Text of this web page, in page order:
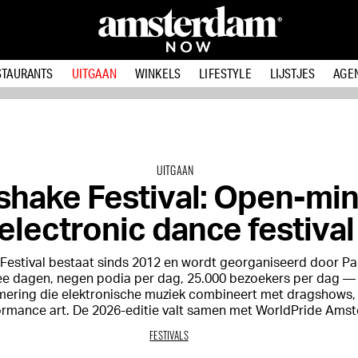
UITGAAN WINKELS LIFESTYLE LIJSTJES
UITGAAN
Festival: Open-
dance festival
bestaat sinds 2012 en wordt georganiseerd door
dagen, negen podia per dag, 25.000 bezoekers per dag —
die elektronische muziek combineert met
art. De 2026-editie valt samen met WorldPride
FESTIVALS